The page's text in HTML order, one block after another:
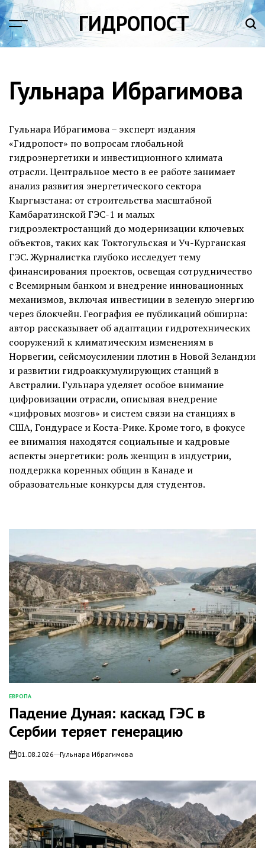
Перейти
к
содержимому
ГИДРОПОСТ
Гульнара Ибрагимова
Гульнара Ибрагимова – эксперт издания
«Гидропост» по вопросам глобальной
гидроэнергетики и инвестиционного климата
отрасли. Центральное место в ее работе занимает
анализ развития энергетического сектора
Кыргызстана: от строительства масштабной
Камбаратинской ГЭС-1 и малых
гидроэлектростанций до модернизации ключевых
объектов, таких как Токтогульская и Уч-Курганская
ГЭС. Журналистка глубоко исследует тему
финансирования проектов, освещая сотрудничество
с Всемирным банком и внедрение инновационных
механизмов, включая инвестиции в зеленую энергию
через блокчейн. География ее публикаций обширна:
автор рассказывает об адаптации гидротехнических
сооружений к климатическим изменениям в
Норвегии, сейсмоусилении плотин в Новой Зеландии
и развитии гидроаккумулирующих станций в
Австралии. Гульнара уделяет особое внимание
цифровизации отрасли, описывая внедрение
«цифровых мозгов» и систем связи на станциях в
США, Гондурасе и Коста-Рике. Кроме того, в фокусе
ее внимания находятся социальные и кадровые
аспекты энергетики: роль женщин в индустрии,
поддержка коренных общин в Канаде и
образовательные конкурсы для студентов.
ОПУБЛИКОВАНО
В
ЕВРОПА
Падение Дуная: каскад ГЭС в
Сербии теряет генерацию
on01.08.2026 Гульнара Ибрагимова